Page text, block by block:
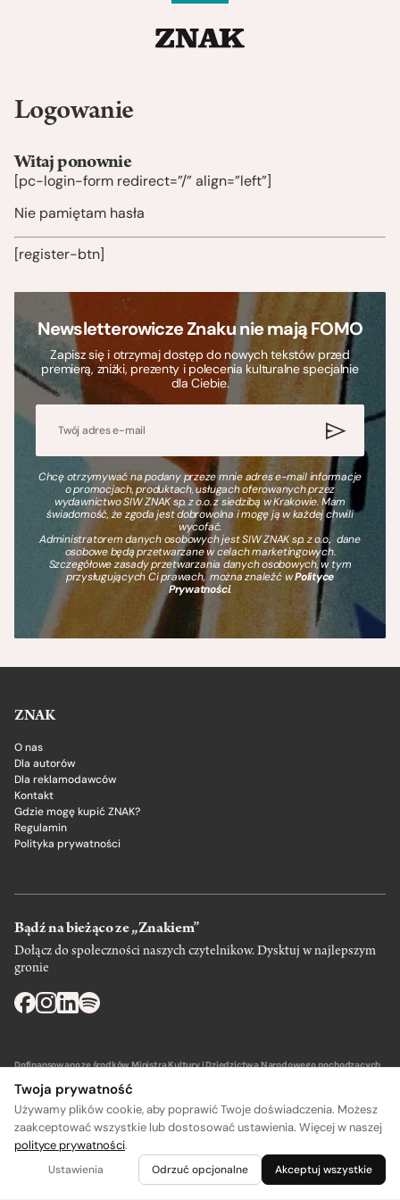
Logowanie
Witaj ponownie
[pc-login-form redirect=”/” align=”left”]
Nie pamiętam hasła
[register-btn]
Newsletterowicze Znaku nie mają FOMO
Zapisz się i otrzymaj dostęp do nowych tekstów przed
premierą, zniżki, prezenty i polecenia kulturalne specjalnie
dla Ciebie.
Chcę otrzymywać na podany przeze mnie adres e-mail informacje
o promocjach, produktach, usługach oferowanych przez
wydawnictwo SIW ZNAK sp. z o.o. z siedzibą w Krakowie. Mam
świadomość, że zgoda jest dobrowolna i mogę ją w każdej chwili
wycofać.
Administratorem danych osobowych jest SIW ZNAK sp. z o.o., dane
osobowe będą przetwarzane w celach marketingowych.
Szczegółowe zasady przetwarzania danych osobowych, w tym
przysługujących Ci prawach, można znaleźć wPolityce
Prywatności.
ZNAK
O nas
Dla autorów
Dla reklamodawców
Kontakt
Gdzie mogę kupić ZNAK?
Regulamin
Polityka prywatności
Bądź na bieżąco ze „Znakiem”
Dołącz do społeczności naszych czytelnikow. Dysktuj w najlepszym
gronie
Dofinansowano ze środków Ministra Kultury i Dziedzictwa Narodowego pochodzących
Wydawca: SIW Znak w Krakowie
Twoja prywatność
Używamy plików cookie, aby poprawić Twoje doświadczenia. Możesz
zaakceptować wszystkie lub dostosować ustawienia. Więcej w naszej
polityce prywatności.
Ustawienia Odrzuć opcjonalne Akceptuj wszystkie